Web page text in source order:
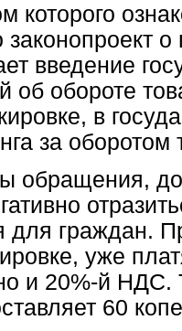
которого
введение
об обороте
в
за оборотом
обращения,
для граждан.
уже
и 20%-й
60